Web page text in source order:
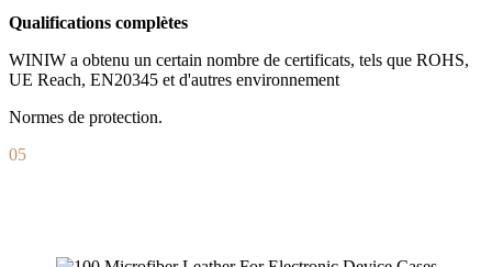
Qualifications complètes
WINIW a obtenu un certain nombre de certificats, tels que ROHS,
UE Reach, EN20345 et d'autres environnement
Normes de protection.
05